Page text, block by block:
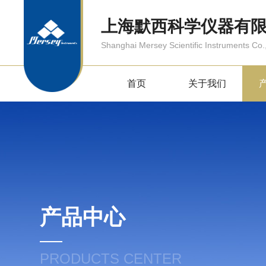
上海默西科学仪器有
Shanghai Mersey Scientific Instruments
首页 关于我们
产品中心
PRODUCTS CENTER